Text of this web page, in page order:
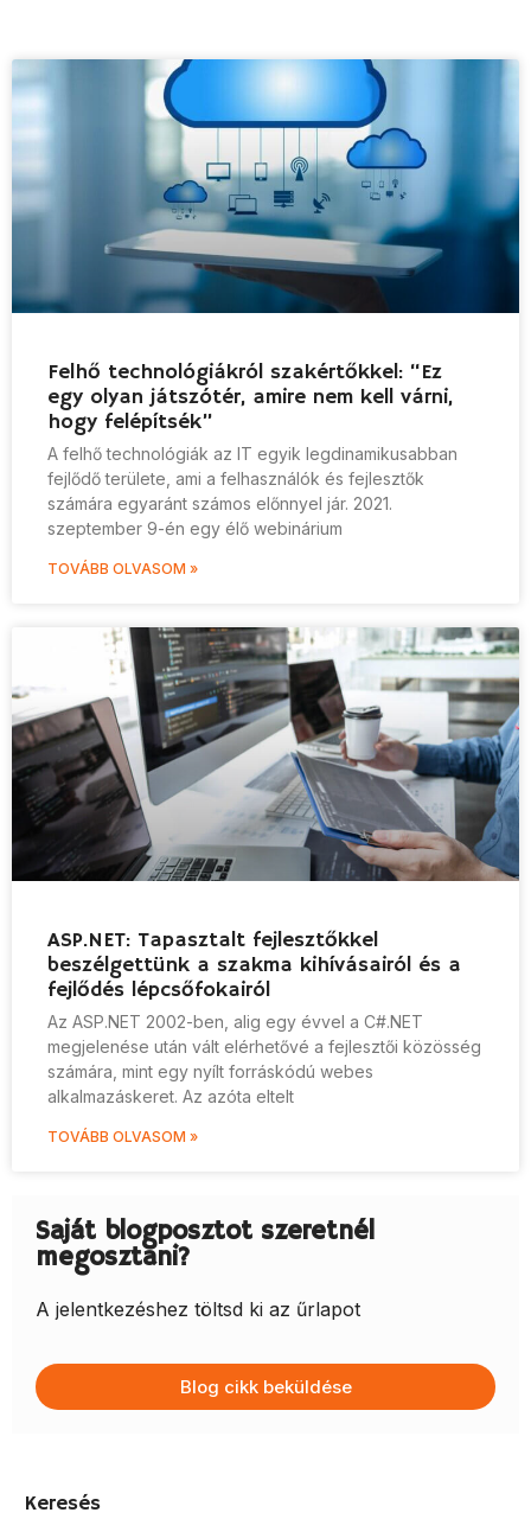
Felhő technológiákról szakértőkkel: “Ez
egy olyan játszótér, amire nem kell várni,
hogy felépítsék”
A felhő technológiák az IT egyik legdinamikusabban
fejlődő területe, ami a felhasználók és fejlesztők
számára egyaránt számos előnnyel jár. 2021.
szeptember 9-én egy élő webinárium
TOVÁBB OLVASOM »
ASP.NET: Tapasztalt fejlesztőkkel
beszélgettünk a szakma kihívásairól és a
fejlődés lépcsőfokairól
Az ASP.NET 2002-ben, alig egy évvel a C#.NET
megjelenése után vált elérhetővé a fejlesztői közösség
számára, mint egy nyílt forráskódú webes
alkalmazáskeret. Az azóta eltelt
TOVÁBB OLVASOM »
Saját blogposztot szeretnél
megosztani?
A jelentkezéshez töltsd ki az űrlapot
Blog cikk beküldése
Keresés